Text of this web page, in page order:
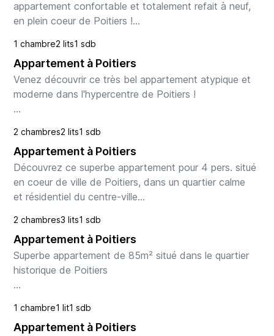
appartement confortable et totalement refait à neuf,
en plein coeur de Poitiers !
Le logement
Situé au calme dans un quartier résidentiel du centre-
v...
1 chambre2 lits1 sdb
Appartement à Poitiers
Venez découvrir ce très bel appartement atypique et
moderne dans l'hypercentre de Poitiers !
Idéalement situé à Poitiers, au bout d'une petite
impasse calme et discrète, nous vous proposo...
2 chambres2 lits1 sdb
Appartement à Poitiers
Découvrez ce superbe appartement pour 4 pers. situé
en coeur de ville de Poitiers, dans un quartier calme
et résidentiel du centre-ville
Le logement
Bienvenue aux Archives, ce charmant appartement
de...
2 chambres3 lits1 sdb
Appartement à Poitiers
Superbe appartement de 85m² situé dans le quartier
historique de Poitiers
Envie de vous retrouver pour un séjour en famille au
pays du Futuroscope ? L'appartement Vintage est fait
1 chambre1 lit1 sdb
Appartement à Poitiers